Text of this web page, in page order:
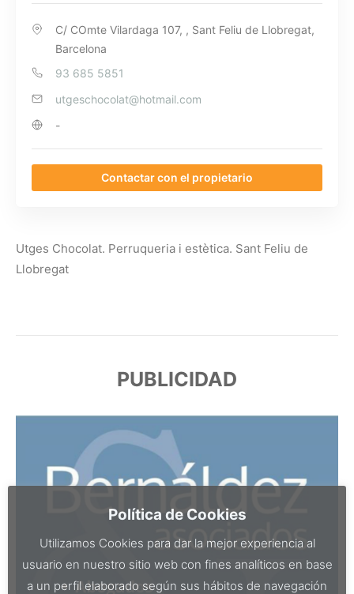
C/ COmte Vilardaga 107, , Sant Feliu de Llobregat,
Barcelona
93 685 5851
utgeschocolat@hotmail.com
-
Contactar con el propietario
Utges Chocolat. Perruqueria i estètica. Sant Feliu de
Llobregat
PUBLICIDAD
Política de Cookies
Utilizamos Cookies para dar la mejor experiencia al
usuario en nuestro sitio web con fines analíticos en base
a un perfil elaborado según sus hábitos de navegación